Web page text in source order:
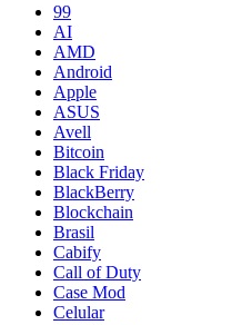
99
AI
AMD
Android
Apple
ASUS
Avell
Bitcoin
Black Friday
BlackBerry
Blockchain
Brasil
Cabify
Call of Duty
Case Mod
Celular